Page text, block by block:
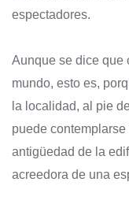
espectadores.
Aunque se dice que
mundo, esto es,
la localidad, al pie
puede
antigüedad de la
acreedora de una